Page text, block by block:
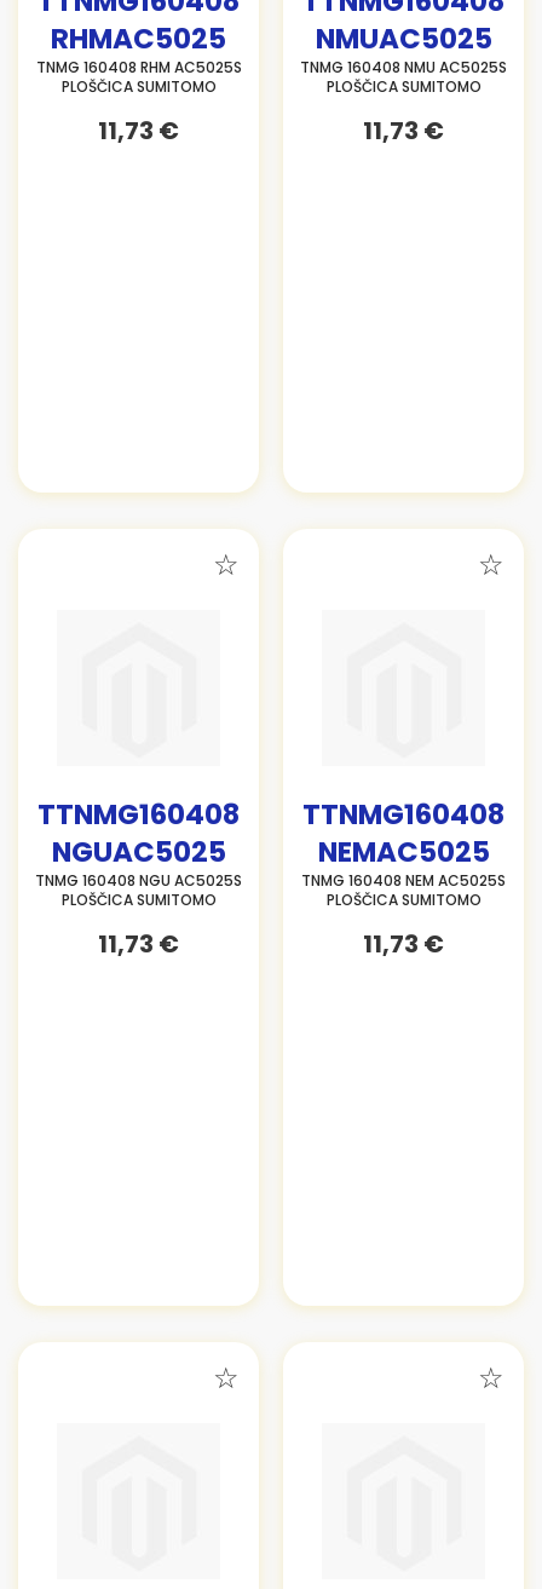
RHMAC5025
TNMG 160408 RHM AC5025S
PLOŠČICA SUMITOMO
11,73 €
NMUAC5025
TNMG 160408 NMU AC5025S
PLOŠČICA SUMITOMO
11,73 €
TTNMG160408
NGUAC5025
TNMG 160408 NGU AC5025S
PLOŠČICA SUMITOMO
11,73 €
TTNMG160408
NEMAC5025
TNMG 160408 NEM AC5025S
PLOŠČICA SUMITOMO
11,73 €